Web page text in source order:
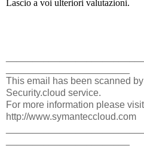
Lascio a voi ulteriori valutazioni.
This email has been scanned
Security.cloud service.
For more information please visit
http://www.symanteccloud.com